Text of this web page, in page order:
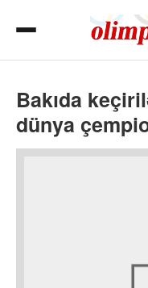
Bakıda
dünya